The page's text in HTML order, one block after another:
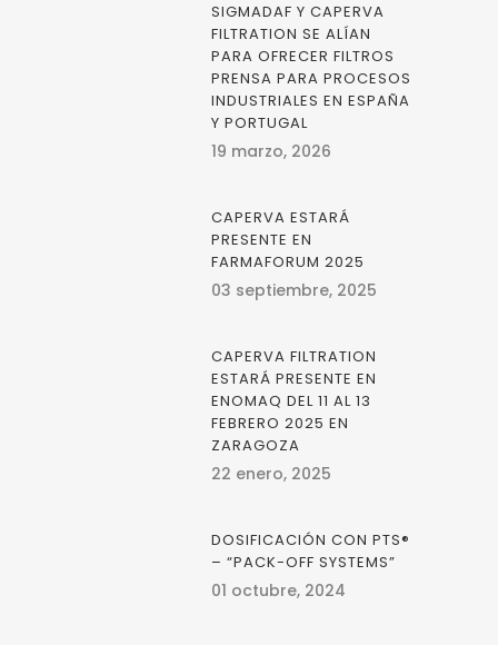
SIGMADAF Y CAPERVA
FILTRATION SE ALÍAN
PARA OFRECER FILTROS
PRENSA PARA PROCESOS
INDUSTRIALES EN ESPAÑA
Y PORTUGAL
19 marzo, 2026
CAPERVA ESTARÁ
PRESENTE EN
FARMAFORUM 2025
03 septiembre, 2025
CAPERVA FILTRATION
ESTARÁ PRESENTE EN
ENOMAQ DEL 11 AL 13
FEBRERO 2025 EN
ZARAGOZA
22 enero, 2025
DOSIFICACIÓN CON PTS®
– “PACK-OFF SYSTEMS”
01 octubre, 2024